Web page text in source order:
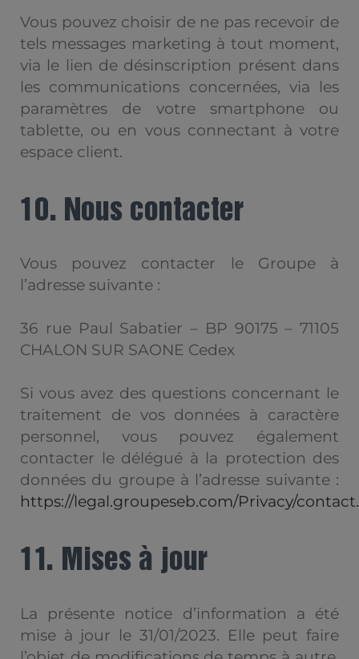
Vous pouvez choisir de ne pas recevoir de
tels messages marketing à tout moment,
via le lien de désinscription présent dans
les communications concernées, via les
paramètres de votre smartphone ou
tablette, ou en vous connectant à votre
espace client.
10. Nous contacter
Vous pouvez contacter le Groupe à
l’adresse suivante :
36 rue Paul Sabatier – BP 90175 – 71105
CHALON SUR SAONE Cedex
Si vous avez des questions concernant le
traitement de vos données à caractère
personnel, vous pouvez également
contacter le délégué à la protection des
données du groupe à l’adresse suivante :
https://legal.groupeseb.com/Privacy/
11. Mises à jour
La présente notice d’information a été
mise à jour le 31/01/2023. Elle peut faire